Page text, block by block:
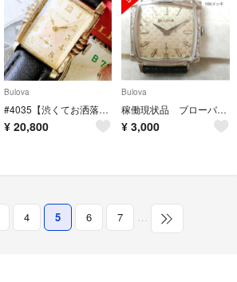
Bulova
#4035【渋くてお洒落】メンズ 腕時計 ブローバ 動作品 アンティーク 手巻き
¥ 20,800
Bulova
稼働現状品 ブローバ 手巻き 10Kメッキ仕上げ YJ104
¥ 3,000
4 5 6 7 …